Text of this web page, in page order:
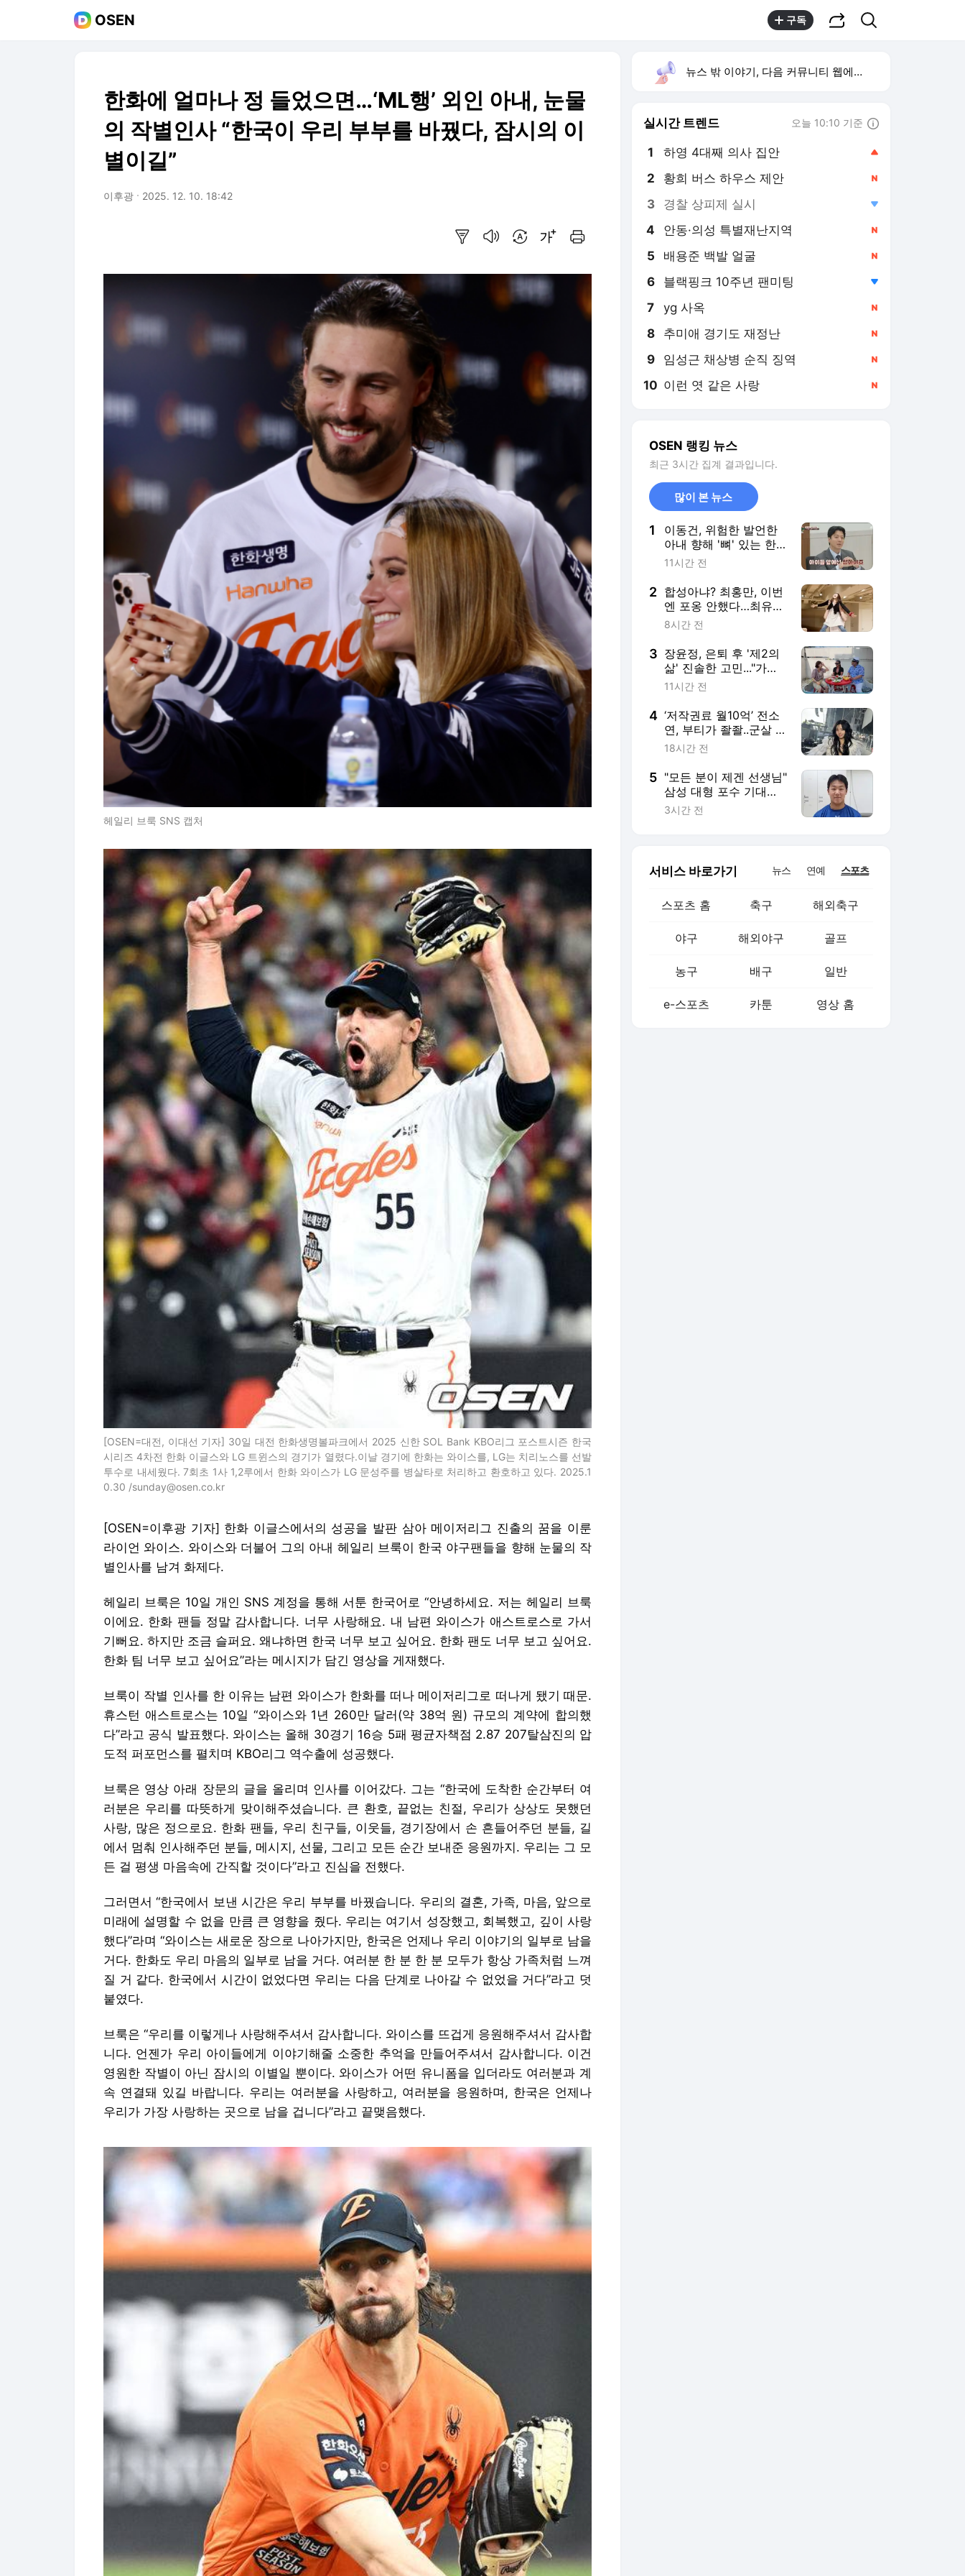
OSEN 구독
한화에 얼마나 정 들었으면…‘ML행’ 외인 아내, 눈물
의 작별인사 “한국이 우리 부부를 바꿨다, 잠시의 이
별이길”
이후광 2025. 12. 10. 18:42
헤일리 브룩 SNS 캡처
[OSEN=대전, 이대선 기자] 30일 대전 한화생명볼파크에서 2025 신한 SOL Bank KBO리그 포스트시즌 한국
시리즈 4차전 한화 이글스와 LG 트윈스의 경기가 열렸다.이날 경기에 한화는 와이스를, LG는 치리노스를 선발
투수로 내세웠다. 7회초 1사 1,2루에서 한화 와이스가 LG 문성주를 병살타로 처리하고 환호하고 있다. 2025.1
0.30 /sunday@osen.co.kr
[OSEN=이후광 기자] 한화 이글스에서의 성공을 발판 삼아 메이저리그 진출의 꿈을 이룬
라이언 와이스. 와이스와 더불어 그의 아내 헤일리 브룩이 한국 야구팬들을 향해 눈물의 작
별인사를 남겨 화제다.
헤일리 브룩은 10일 개인 SNS 계정을 통해 서툰 한국어로 “안녕하세요. 저는 헤일리 브룩
이에요. 한화 팬들 정말 감사합니다. 너무 사랑해요. 내 남편 와이스가 애스트로스로 가서
기뻐요. 하지만 조금 슬퍼요. 왜냐하면 한국 너무 보고 싶어요. 한화 팬도 너무 보고 싶어요.
한화 팀 너무 보고 싶어요”라는 메시지가 담긴 영상을 게재했다.
브룩이 작별 인사를 한 이유는 남편 와이스가 한화를 떠나 메이저리그로 떠나게 됐기 때문.
휴스턴 애스트로스는 10일 “와이스와 1년 260만 달러(약 38억 원) 규모의 계약에 합의했
다”라고 공식 발표했다. 와이스는 올해 30경기 16승 5패 평균자책점 2.87 207탈삼진의 압
도적 퍼포먼스를 펼치며 KBO리그 역수출에 성공했다.
브룩은 영상 아래 장문의 글을 올리며 인사를 이어갔다. 그는 “한국에 도착한 순간부터 여
러분은 우리를 따뜻하게 맞이해주셨습니다. 큰 환호, 끝없는 친절, 우리가 상상도 못했던
사랑, 많은 정으로요. 한화 팬들, 우리 친구들, 이웃들, 경기장에서 손 흔들어주던 분들, 길
에서 멈춰 인사해주던 분들, 메시지, 선물, 그리고 모든 순간 보내준 응원까지. 우리는 그 모
든 걸 평생 마음속에 간직할 것이다”라고 진심을 전했다.
그러면서 “한국에서 보낸 시간은 우리 부부를 바꿨습니다. 우리의 결혼, 가족, 마음, 앞으로
미래에 설명할 수 없을 만큼 큰 영향을 줬다. 우리는 여기서 성장했고, 회복했고, 깊이 사랑
했다”라며 “와이스는 새로운 장으로 나아가지만, 한국은 언제나 우리 이야기의 일부로 남을
거다. 한화도 우리 마음의 일부로 남을 거다. 여러분 한 분 한 분 모두가 항상 가족처럼 느껴
질 거 같다. 한국에서 시간이 없었다면 우리는 다음 단계로 나아갈 수 없었을 거다”라고 덧
붙였다.
브룩은 “우리를 이렇게나 사랑해주셔서 감사합니다. 와이스를 뜨겁게 응원해주셔서 감사합
니다. 언젠가 우리 아이들에게 이야기해줄 소중한 추억을 만들어주셔서 감사합니다. 이건
영원한 작별이 아닌 잠시의 이별일 뿐이다. 와이스가 어떤 유니폼을 입더라도 여러분과 계
속 연결돼 있길 바랍니다. 우리는 여러분을 사랑하고, 여러분을 응원하며, 한국은 언제나
우리가 가장 사랑하는 곳으로 남을 겁니다”라고 끝맺음했다.
뉴스 밖 이야기, 다음 커뮤니티 웹에서 보기
실시간 트렌드 오늘 10:10 기준
1 하영 4대째 의사 집안
2 황희 버스 하우스 제안
3 경찰 상피제 실시
4 안동·의성 특별재난지역
5 배용준 백발 얼굴
6 블랙핑크 10주년 팬미팅
7 yg 사옥
8 추미애 경기도 재정난
9 임성근 채상병 순직 징역
10 이런 엿 같은 사랑
OSEN 랭킹 뉴스
최근 3시간 집계 결과입니다.
많이 본 뉴스
1
이동건, 위험한 발언한
아내 향해 '뼈' 있는 한
마디..."아이들 앞에선 참
프')
11시간 전
2 합성아냐? 최홍만, 이번
엔 포옹 안했다…최유정
들어올리고 ‘미소’
8시간 전
3 장윤정, 은퇴 후 '제2의
삶' 진솔한 고민..."가수
그만두면 뭘로 살까"
11시간 전
4 ‘저작권료 월10억’ 전소
연, 부티가 좔좔..군살 제
로 복근까지!
18시간 전
5 "모든 분이 제겐 선생님"
삼성 대형 포수 기대주,
마인드부터 남달랐다...
3시간 전
서비스 바로가기 뉴스 연예 스포츠
스포츠 홈 축구 해외축구
야구 해외야구 골프
농구 배구 일반
e-스포츠 카툰 영상 홈